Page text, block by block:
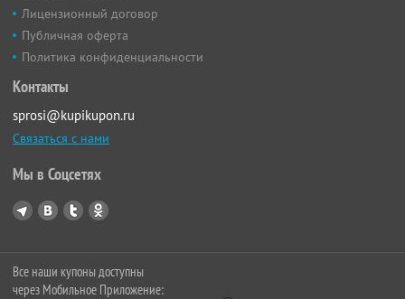
Лицензионный договор
Публичная оферта
Политика конфиденциальности
Контакты
sprosi@kupikupon.ru
Связаться с нами
Мы в Соцсетях
Все наши купоны доступны
через Мобильное Приложение: